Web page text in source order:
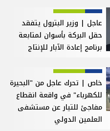
عاجل | وزير البترول يتفقد
حقل البركة بأسوان لمتابعة
برنامج إعادة الآبار للإنتاج
خاص | تحرك عاجل من "البحيرة
للكهرباء" في واقعة انقطاع
مفاجئ للتيار عن مستشفى
العلمين الدولي